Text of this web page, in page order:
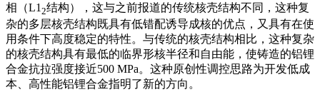
相（L1 2结构），这与之前报道的传统核壳结构不同，这种复
杂的多层核壳结构既具有低错配诱导成核的优点，又具有在使
用条件下高度稳定的特性。与传统的核壳结构相比，这种复杂
的核壳结构具有最低的临界形核半径和自由能，使铸造的铝锂
合金抗拉强度接近500 MPa。这种原创性调控思路为开发低成
本、高性能铝锂合金指明了新的方向。